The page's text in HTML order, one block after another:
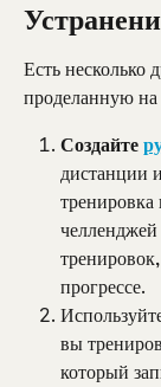
Есть несколько
проделанную на
Создайте
дистанции
тренировка
прогрессе.
вы
который